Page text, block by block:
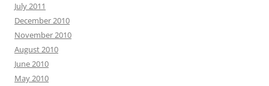
July 2011
December 2010
November 2010
August 2010
June 2010
May 2010